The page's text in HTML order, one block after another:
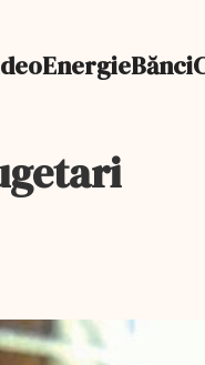
EnergieBănci